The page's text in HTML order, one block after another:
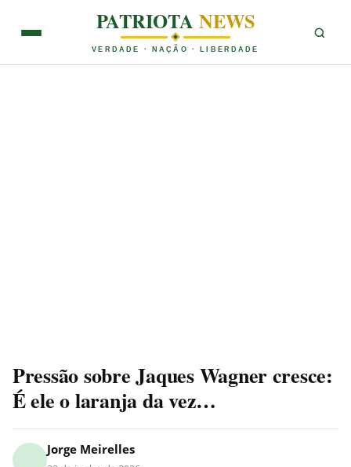
PATRIOTANEWS
VERDADE · NAÇÃO · LIBERDADE
Pressão sobre Jaques Wagner cresce:
É ele o laranja da vez…
Jorge Meirelles